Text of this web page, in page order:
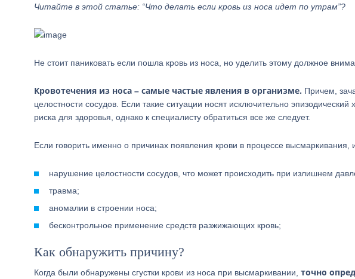
Читайте в этой статье: “Что делать если кровь из носа идет по утрам”?
Не стоит паниковать если пошла кровь из носа, но уделить этому должное
Кровотечения из носа – самые частые явления в организме. Причем,
целостности сосудов. Если такие ситуации носят исключительно эпизодический
риска для здоровья, однако к специалисту обратиться все же следует.
Если говорить именно о причинах появления крови в процессе высмаркивания,
нарушение целостности сосудов, что может происходить при излишнем
травма;
аномалии в строении носа;
бесконтрольное применение средств разжижающих кровь;
Как обнаружить причину?
Когда были обнаружены сгустки крови из носа при высмаркивании, точно